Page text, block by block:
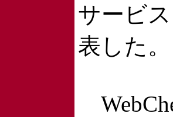
サービ
表した。